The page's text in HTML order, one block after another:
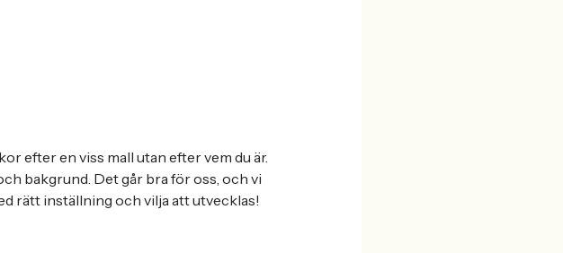
efter en viss mall utan efter vem du är.
bakgrund. Det går bra för oss, och vi
rätt inställning och vilja att utvecklas!